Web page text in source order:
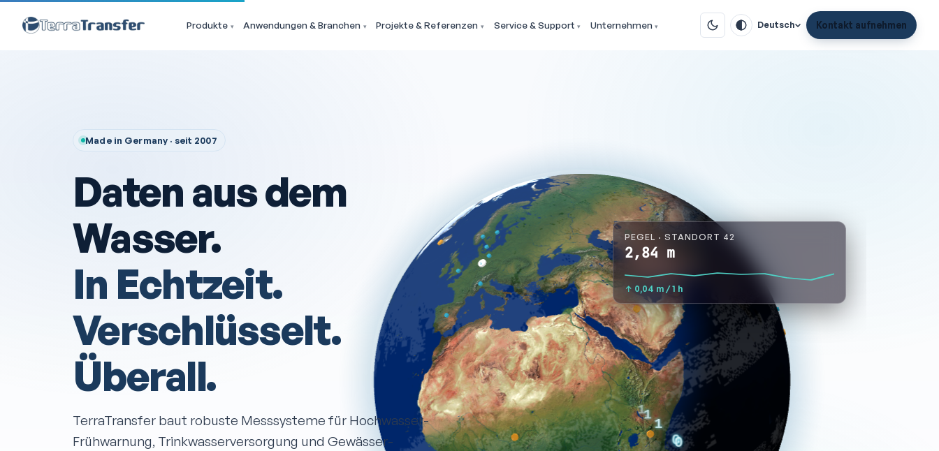
Produkte Anwendungen & Branchen Projekte & Referenzen Service & Support Unternehmen Deutsch Kontakt aufnehmen
Made in Germany · seit 2007
Daten aus dem
Wasser.
In Echtzeit.
Verschlüsselt.
Überall.
TerraTransfer baut robuste Messsysteme für Hochwasser-
Frühwarnung, Trinkwasser­versorgung und Gewässer­
PEGEL · STANDORT 42
2,84 m
↑ 0,04 m / 1 h